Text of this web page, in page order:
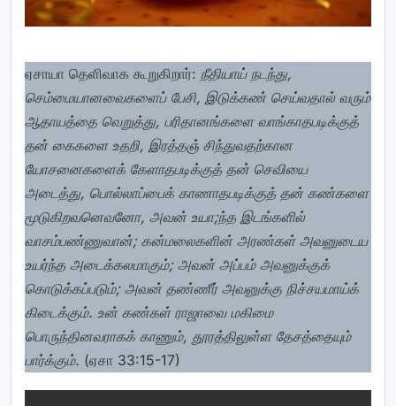
ஏசாயா தெளிவாக கூறுகிறார்: நீதியாய் நடந்து,
செம்மையானவைகளைப் பேசி, இடுக்கண் செய்வதால் வரும்
ஆதாயத்தை வெறுத்து, பரிதானங்களை வாங்காதபடிக்குத்
தன் கைகளை உதறி, இரத்தஞ் சிந்துவதற்கான
யோசனைகளைக் கேளாதபடிக்குத் தன் செவியை
அடைத்து, பொல்லாப்பைக் காணாதபடிக்குத் தன் கண்களை
மூடுகிறவனெவனோ, அவன் உயா;ந்த இடங்களில்
வாசம்பண்ணுவான்; கன்மலைகளின் அரண்கள் அவனுடைய
உயர்ந்த அடைக்கலமாகும்; அவன் அப்பம் அவனுக்குக்
கொடுக்கப்படும்; அவன் தண்ணீர் அவனுக்கு நிச்சயமாய்க்
கிடைக்கும். உன் கண்கள் ராஜாவை மகிமை
பொருந்தினவராகக் காணும், தூரத்திலுள்ள தேசத்தையும்
பார்க்கும். (ஏசா 33:15-17)